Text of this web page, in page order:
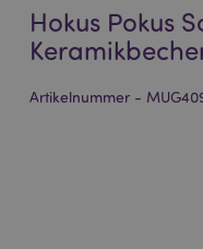
Hokus Pokus
Artikelnummer -